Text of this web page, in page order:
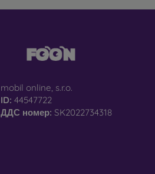
mobil online, s.r.o.
ID: 44547722
ДДС ​​номер: SK2022734318